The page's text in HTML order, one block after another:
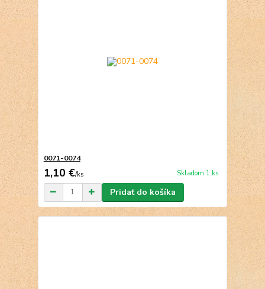
0071-0074
1,10 €/ks Skladom 1 ks
Pridať do košíka